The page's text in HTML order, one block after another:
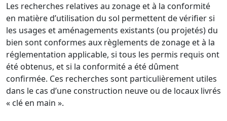
Les recherches relatives au zonage et à la conformité
en matière d’utilisation du sol permettent de vérifier si
les usages et aménagements existants (ou projetés) du
bien sont conformes aux règlements de zonage et à la
réglementation applicable, si tous les permis requis ont
été obtenus, et si la conformité a été dûment
confirmée. Ces recherches sont particulièrement utiles
dans le cas d’une construction neuve ou de locaux livrés
« clé en main ».